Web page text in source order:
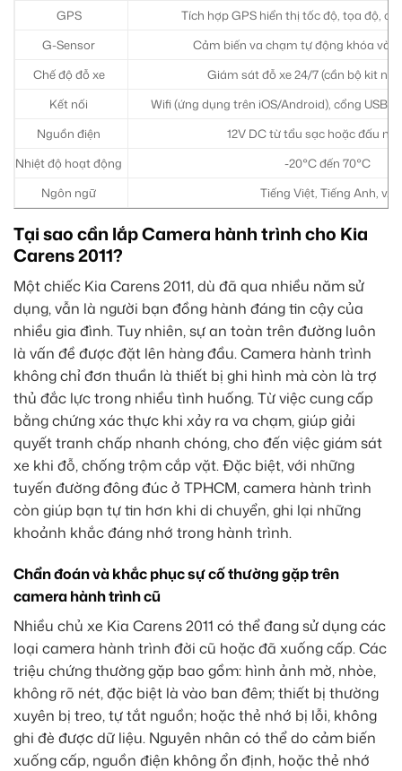
GPS
Tích hợp GPS hiển thị tốc độ, tọa độ,
G-Sensor
Cảm biến va chạm tự động khóa và
Chế độ đỗ xe
Giám sát đỗ xe 24/7 (cần bộ kit
Kết nối
Wifi (ứng dụng trên iOS/Android), cổng USB,
Nguồn điện
12V DC từ tẩu sạc hoặc đấu nối
Nhiệt độ hoạt động
-20°C đến 70°C
Ngôn ngữ
Tiếng Việt, Tiếng Anh, v.v.
Tại sao cần lắp Camera hành trình cho Kia
Carens 2011?
Một chiếc Kia Carens 2011, dù đã qua nhiều năm sử
dụng, vẫn là người bạn đồng hành đáng tin cậy của
nhiều gia đình. Tuy nhiên, sự an toàn trên đường luôn
là vấn đề được đặt lên hàng đầu. Camera hành trình
không chỉ đơn thuần là thiết bị ghi hình mà còn là trợ
thủ đắc lực trong nhiều tình huống. Từ việc cung cấp
bằng chứng xác thực khi xảy ra va chạm, giúp giải
quyết tranh chấp nhanh chóng, cho đến việc giám sát
xe khi đỗ, chống trộm cắp vặt. Đặc biệt, với những
tuyến đường đông đúc ở TPHCM, camera hành trình
còn giúp bạn tự tin hơn khi di chuyển, ghi lại những
khoảnh khắc đáng nhớ trong hành trình.
Chẩn đoán và khắc phục sự cố thường gặp trên
camera hành trình cũ
Nhiều chủ xe Kia Carens 2011 có thể đang sử dụng các
loại camera hành trình đời cũ hoặc đã xuống cấp. Các
triệu chứng thường gặp bao gồm: hình ảnh mờ, nhòe,
không rõ nét, đặc biệt là vào ban đêm; thiết bị thường
xuyên bị treo, tự tắt nguồn; hoặc thẻ nhớ bị lỗi, không
ghi đè được dữ liệu. Nguyên nhân có thể do cảm biến
xuống cấp, nguồn điện không ổn định, hoặc thẻ nhớ